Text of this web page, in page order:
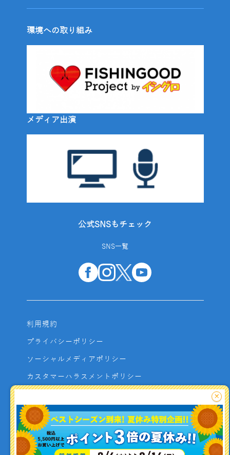
環境への取り組み
メディア出演
公式SNSもチェック
SNS一覧
利用規約
プライバシーポリシー
ソーシャルメディアポリシー
カスタマーハラスメントポリシー
よくあるご質問
お問い合わせ
利用者資金の保全方法
×